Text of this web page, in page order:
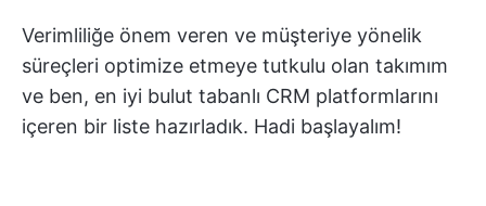
Verimliliğe önem veren ve müşteriye yönelik
süreçleri optimize etmeye tutkulu olan takımım
ve ben, en iyi bulut tabanlı CRM platformlarını
içeren bir liste hazırladık. Hadi başlayalım!